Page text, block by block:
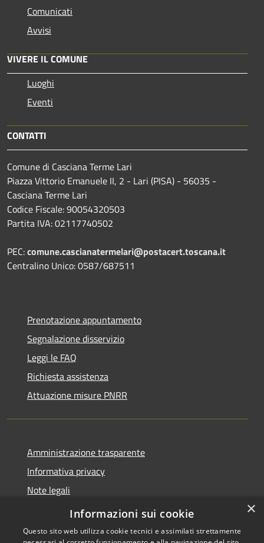
Comunicati
Avvisi
VIVERE IL COMUNE
Luoghi
Eventi
CONTATTI
Comune di Casciana Terme Lari
Piazza Vittorio Emanuele II, 2 - Lari (PISA) - 56035 -
Casciana Terme Lari
Codice Fiscale: 90054320503
Partita IVA: 02117740502
PEC:comune.cascianatermelari@postacert.toscana.it
Centralino Unico: 0587/687511
Prenotazione appuntamento
Segnalazione disservizio
Leggi le FAQ
Richiesta assistenza
Attuazione misure PNRR
Amministrazione trasparente
Informativa privacy
Note legali
Dichiarazione di accessibilità
×
Informazioni sui cookie
Questo sito web utilizza cookie tecnici e assimilati strettamente